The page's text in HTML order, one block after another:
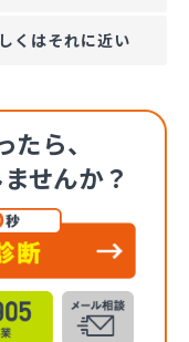
くはそれに近い
ら、
せんか？